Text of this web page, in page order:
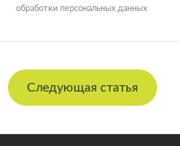
обработки персональных данных
Следующая статья